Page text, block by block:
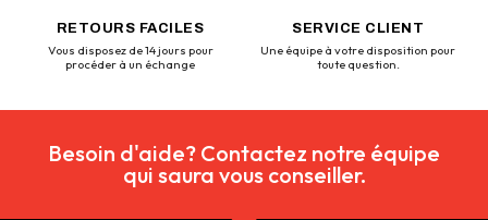
RETOURS FACILES
Vous disposez de 14 jours pour
procéder à un échange
SERVICE CLIENT
Une équipe à votre disposition pour
toute question.
Besoin d'aide? Contactez notre équipe
qui saura vous conseiller.